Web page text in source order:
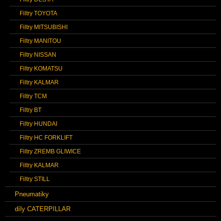
Filtry TOYOTA
Filtry MITSUBISHI
Filtry MANITOU
Filtry NISSAN
Filtry KOMATSU
Filtry KALMAR
Filtry TCM
Filtry BT
Filtry HUNDAI
Filtry HC FORKLIFT
Filtry ZREMB GLIWICE
Filtry KALMAR
Filtry STILL
Pneumatiky
díly CATERPILLAR